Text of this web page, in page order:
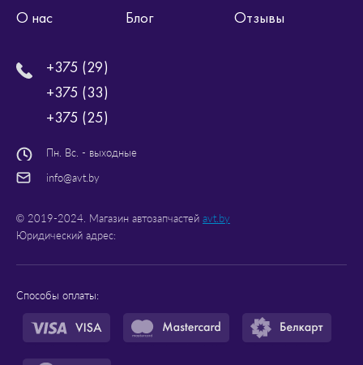
О нас
Блог Отзывы
+375 (29)
+375 (33)
+375 (25)
Пн. Вс. - выходные
info@avt.by
© 2019-2024. Магазин автозапчастей avt.by
Юридический адрес:
Способы оплаты: